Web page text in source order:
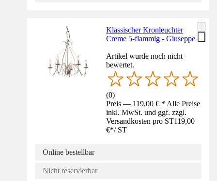
Klassischer Kronleuchter
Creme 5-flammig - Giuseppe
Artikel wurde noch nicht
bewertet.
(0)
Preis — 119,00 € * Alle Preise
inkl. MwSt. und ggf. zzgl.
Versandkosten pro ST119,00
€*/ ST
Online bestellbar
Nicht reservierbar